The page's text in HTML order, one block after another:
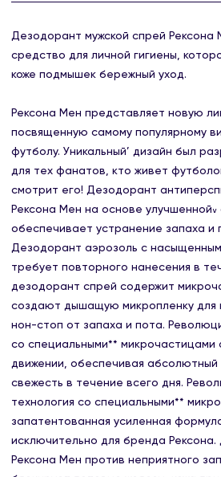
Дезодорант мужской спрей Рексона
средство для личной гигиены,
коже подмышек бережный уход.
Рексона Мен представляет новую
посвященную самому популярному
футболу. Уникальный’ дизайн был
для тех фанатов, кто живет
смотрит его! Дезодорант
Рексона Мен на основе улучшенной
обеспечивает устранение запаха и
Дезодорант аэрозоль с
требует повторного нанесения в
дезодорант спрей содержит
создают дышащую микропленку для
нон-стоп от запаха и пота.
со специальными** микрочастицами
движении, обеспечивая абсолютный
свежесть в течение всего дня.
технология со специальными**
запатентованная усиленная
исключительно для бренда Рексона.
Рексона Мен против неприятного